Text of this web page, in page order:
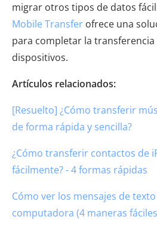
migrar otros tipos de datos
Mobile Transfer ofrece una
para completar la
dispositivos.
Artículos relacionados:
[Resuelto] ¿Cómo transferir
de forma rápida y sencilla?
¿Cómo transferir contactos de
fácilmente? - 4 formas rápidas
Cómo ver los mensajes de
computadora (4 maneras